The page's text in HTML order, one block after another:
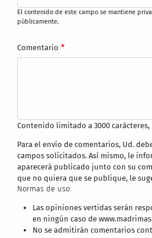
El contenido de este campo se mantiene
públicamente.
Comentario
Contenido limitado a 3000
Para el envío de comentarios, Ud.
campos solicitados. Así mismo, le
aparecerá publicado junto con su
que no quiera que se publique, le
Normas de uso:
Las opiniones vertidas serán
en ningún caso de
No se admitirán comentarios